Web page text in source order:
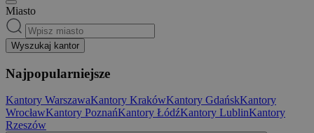
Miasto
Wyszukaj kantor
Najpopularniejsze
Kantory WarszawaKantory KrakówKantory GdańskKantory
WrocławKantory PoznańKantory ŁódźKantory LublinKantory
Rzeszów